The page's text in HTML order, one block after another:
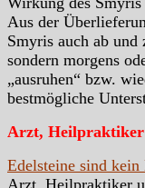
Aus der
Smyris auch ab
sondern morgens
„ausruhen“ bzw.
bestmögliche
Arzt, Heilpraktiker
Edelsteine sind kein
Arzt, Heilpraktiker